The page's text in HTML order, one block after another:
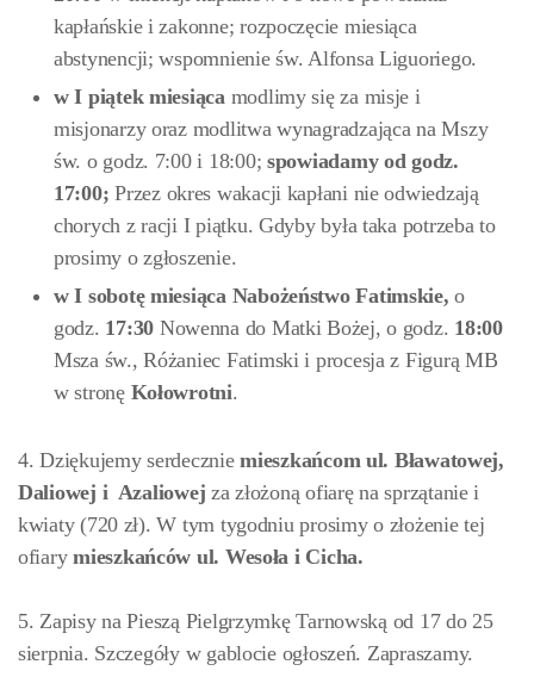
kapłańskie i zakonne; rozpoczęcie miesiąca
abstynencji; wspomnienie św. Alfonsa Liguoriego.
w I piątek miesiącamodlimy się za misje i
misjonarzy oraz modlitwa wynagradzająca na Mszy
św. o godz. 7:00 i 18:00; spowiadamy od godz.
17:00;Przez okres wakacji kapłani nie odwiedzają
chorych z racji I piątku. Gdyby była taka potrzeba to
prosimy o zgłoszenie.
wI sobotę miesiąca Nabożeństwo Fatimskie,o
godz. 17:30 Nowenna do Matki Bożej, o godz. 18:00
Msza św., Różaniec Fatimski i procesja z Figurą MB
w stronę Kołowrotni.
4. Dziękujemy serdeczniemieszkańcom ul. Bławatowej,
Daliowej i Azaliowejza złożoną ofiarę na sprzątanie i
kwiaty (720 zł). W tym tygodniu prosimy o złożenie tej
ofiarymieszkańców ul. Wesoła i Cicha.
5. Zapisy na Pieszą Pielgrzymkę Tarnowską od 17 do 25
sierpnia. Szczegóły w gablocie ogłoszeń. Zapraszamy.